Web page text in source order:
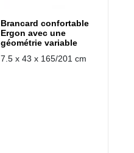
Brancard confortable
Ergon avec une
géométrie variable
7.5 x 43 x 165/201 cm